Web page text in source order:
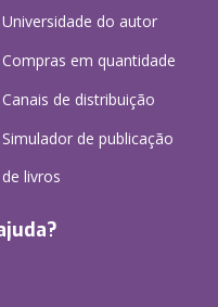
Universidade do autor
Compras em quantidade
Canais de distribuição
Simulador de publicação
de livros